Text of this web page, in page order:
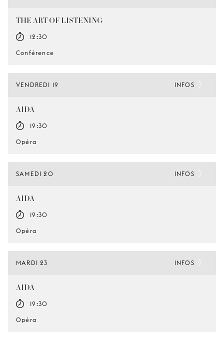
THE ART OF LISTENING
12:30
Conférence
VENDREDI 19
AIDA
19:30
Opéra
INFOS
SAMEDI 20
AIDA
19:30
Opéra
INFOS
MARDI 23
AIDA
19:30
Opéra
INFOS